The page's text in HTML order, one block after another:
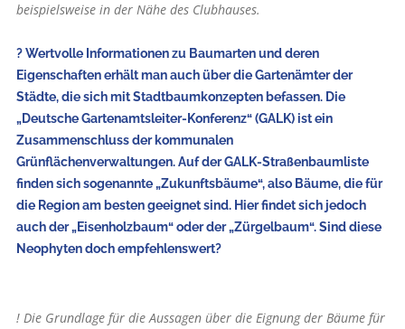
beispielsweise in der Nähe des Clubhauses.
? Wertvolle Informa­tionen zu Baumarten und deren
Eigenschaften erhält man auch über die Gartenämter der
Städte, die sich mit Stadtbaumkonzepten befassen. Die
„Deutsche Gartenamtsleiter-Konferenz“ (GALK) ist ein
Zusammenschluss der kommunalen
Grünflächenverwaltungen. Auf der GALK-Straßenbaumliste
finden sich sogenannte „Zukunftsbäume“, also Bäume, die für
die Region am besten geeignet sind. Hier findet sich jedoch
auch der „Eisenholzbaum“ oder der „Zürgelbaum“. Sind diese
Neophyten doch em­pfehlenswert?
! Die Grundlage für die Aussagen über die Eignung der Bäume für